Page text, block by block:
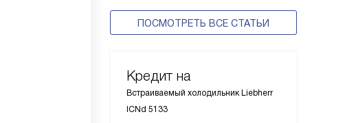
ПОСМОТРЕТЬ ВСЕ СТАТЬИ
Кредит на
Встраиваемый холодильник Liebherr
ICNd 5133